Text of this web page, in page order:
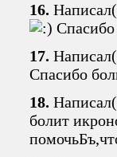
16.
Спасибо
17.
Спасибо
18.
болит